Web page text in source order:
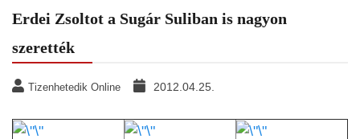
Erdei Zsoltot a Sugár Suliban is nagyon
szerették
Tizenhetedik Online 2012.04.25.